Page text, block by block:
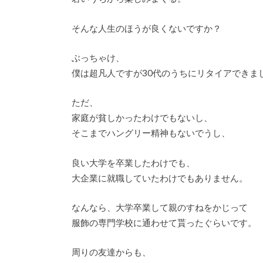
そんな人生のほうが良くないですか？
ぶっちゃけ、
僕は超凡人ですが30代のうちにリタイアできま
ただ、
家庭が貧しかったわけでもないし、
そこまでハングリー精神もないでうし、
良い大学を卒業したわけでも、
大企業に就職していたわけでもありません。
なんなら、大学卒業して親のすねをかじって
服飾の専門学校に通わせて貰ったぐらいです。
周りの友達からも、